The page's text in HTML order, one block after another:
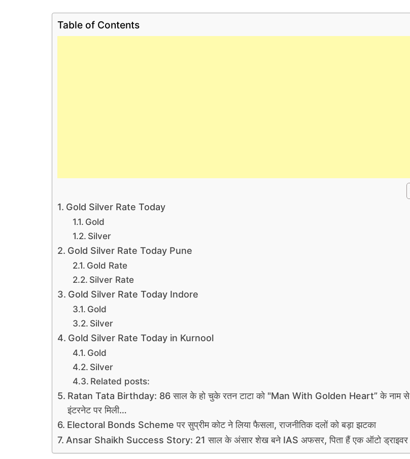
Table of Contents
Gold Silver Rate Today
Gold
Silver
Gold Silver Rate Today Pune
Gold Rate
Silver Rate
Gold Silver Rate Today Indore
Gold
Silver
Gold Silver Rate Today in Kurnool
Gold
Silver
Related posts:
Ratan Tata Birthday: 86 साल के हो चुके रतन टाटा को "Man With Golden Heart” के नाम से
इंटरनेट पर मिली…
Electoral Bonds Scheme पर सुप्रीम कोट ने लिया फैसला, राजनीतिक दलों को बड़ा झटका
Ansar Shaikh Success Story: 21 साल के अंसार शेख बने IAS अफसर, पिता हैं एक ऑटो ड्राइवर